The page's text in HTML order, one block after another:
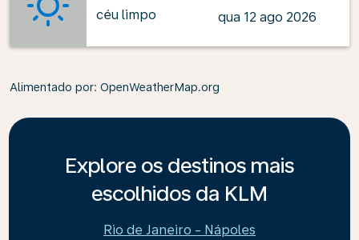
céu limpo
qua 12 ago 2026
Alimentado por: OpenWeatherMap.org
Explore os destinos mais
escolhidos da KLM
Rio de Janeiro - Nápoles